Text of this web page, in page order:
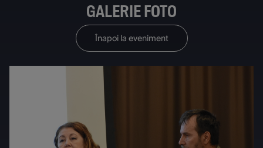
GALERIE FOTO
Înapoi la eveniment